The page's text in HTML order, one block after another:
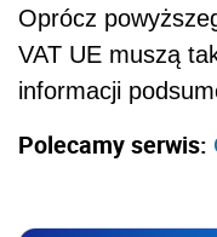
Oprócz
VAT UE muszą
informacji
Polecamy serwis: